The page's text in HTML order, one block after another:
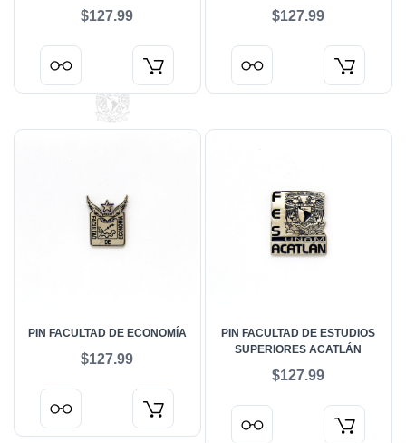
$127.99 $127.99
PIN FACULTAD DE ECONOMÍA
$127.99
PIN FACULTAD DE ESTUDIOS
SUPERIORES ACATLÁN
$127.99